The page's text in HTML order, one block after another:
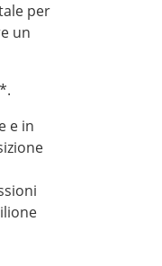
per
un
e in